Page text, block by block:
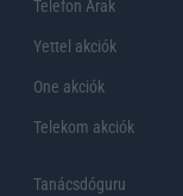
Telefon Árak
Yettel akciók
One akciók
Telekom akciók
Tanácsdóguru